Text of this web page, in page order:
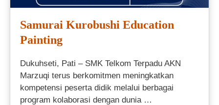
Samurai Kurobushi Education
Painting
Dukuhseti, Pati – SMK Telkom Terpadu AKN
Marzuqi terus berkomitmen meningkatkan
kompetensi peserta didik melalui berbagai
program kolaborasi dengan dunia …